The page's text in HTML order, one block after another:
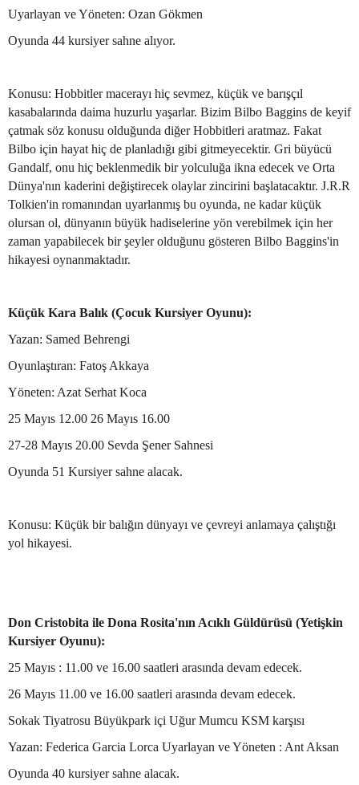
Uyarlayan ve Yöneten: Ozan Gökmen
Oyunda 44 kursiyer sahne alıyor.
Konusu: Hobbitler macerayı hiç sevmez, küçük ve barışçıl
kasabalarında daima huzurlu yaşarlar. Bizim Bilbo Baggins de keyif
çatmak söz konusu olduğunda diğer Hobbitleri aratmaz. Fakat
Bilbo için hayat hiç de planladığı gibi gitmeyecektir. Gri büyücü
Gandalf, onu hiç beklenmedik bir yolculuğa ikna edecek ve Orta
Dünya'nın kaderini değiştirecek olaylar zincirini başlatacaktır. J.R.R
Tolkien'in romanından uyarlanmış bu oyunda, ne kadar küçük
olursan ol, dünyanın büyük hadiselerine yön verebilmek için her
zaman yapabilecek bir şeyler olduğunu gösteren Bilbo Baggins'in
hikayesi oynanmaktadır.
Küçük Kara Balık (Çocuk Kursiyer Oyunu):
Yazan: Samed Behrengi
Oyunlaştıran: Fatoş Akkaya
Yöneten: Azat Serhat Koca
25 Mayıs 12.00 26 Mayıs 16.00
27-28 Mayıs 20.00 Sevda Şener Sahnesi
Oyunda 51 Kursiyer sahne alacak.
Konusu: Küçük bir balığın dünyayı ve çevreyi anlamaya çalıştığı
yol hikayesi.
Don Cristobita ile Dona Rosita'nın Acıklı Güldürüsü (Yetişkin
Kursiyer Oyunu):
25 Mayıs : 11.00 ve 16.00 saatleri arasında devam edecek.
26 Mayıs 11.00 ve 16.00 saatleri arasında devam edecek.
Sokak Tiyatrosu Büyükpark içi Uğur Mumcu KSM karşısı
Yazan: Federica Garcia Lorca Uyarlayan ve Yöneten : Ant Aksan
Oyunda 40 kursiyer sahne alacak.